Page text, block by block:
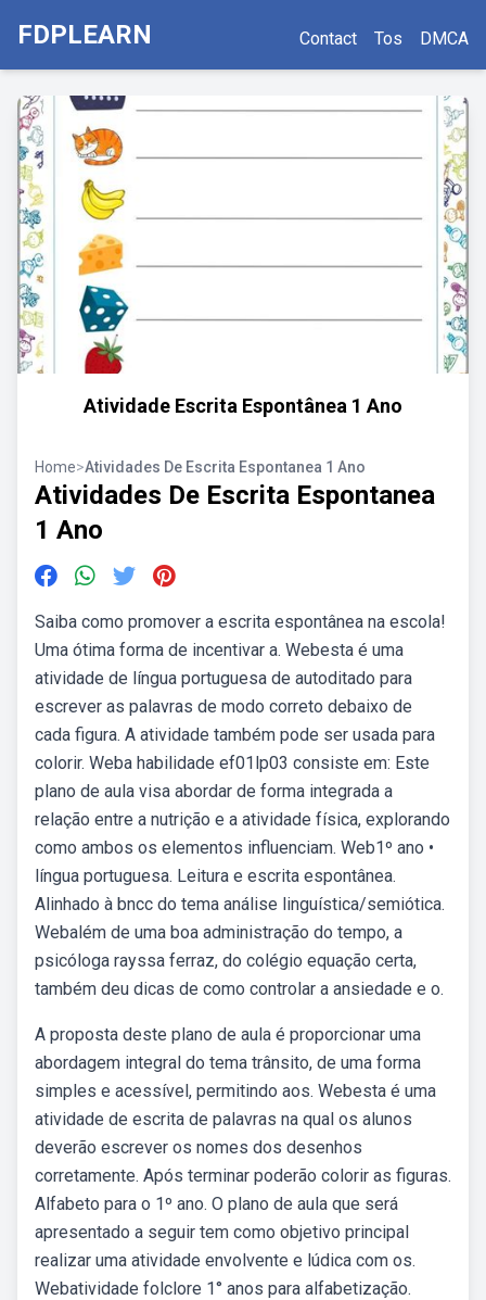
FDPLEARN Contact Tos DMCA
Atividade Escrita Espontânea 1 Ano
Home>Atividades De Escrita Espontanea 1 Ano
Atividades De Escrita Espontanea
1 Ano
Saiba como promover a escrita espontânea na escola!
Uma ótima forma de incentivar a. Webesta é uma
atividade de língua portuguesa de autoditado para
escrever as palavras de modo correto debaixo de
cada figura. A atividade também pode ser usada para
colorir. Weba habilidade ef01lp03 consiste em: Este
plano de aula visa abordar de forma integrada a
relação entre a nutrição e a atividade física, explorando
como ambos os elementos influenciam. Web1º ano •
língua portuguesa. Leitura e escrita espontânea.
Alinhado à bncc do tema análise linguística/semiótica.
Webalém de uma boa administração do tempo, a
psicóloga rayssa ferraz, do colégio equação certa,
também deu dicas de como controlar a ansiedade e o.
A proposta deste plano de aula é proporcionar uma
abordagem integral do tema trânsito, de uma forma
simples e acessível, permitindo aos. Webesta é uma
atividade de escrita de palavras na qual os alunos
deverão escrever os nomes dos desenhos
corretamente. Após terminar poderão colorir as figuras.
Alfabeto para o 1º ano. O plano de aula que será
apresentado a seguir tem como objetivo principal
realizar uma atividade envolvente e lúdica com os.
Webatividade folclore 1° anos para alfabetização.